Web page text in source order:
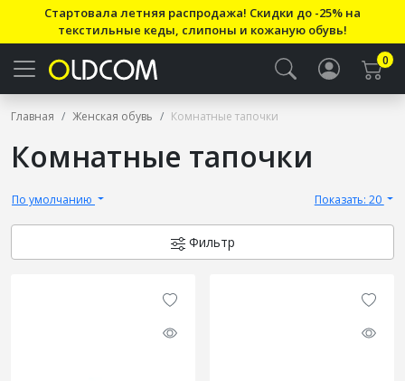
Стартовала летняя распродажа! Скидки до -25% на
текстильные кеды, слипоны и кожаную обувь!
0
Главная Женская обувь Комнатные тапочки
Комнатные тапочки
По умолчанию Показать: 20
Фильтр